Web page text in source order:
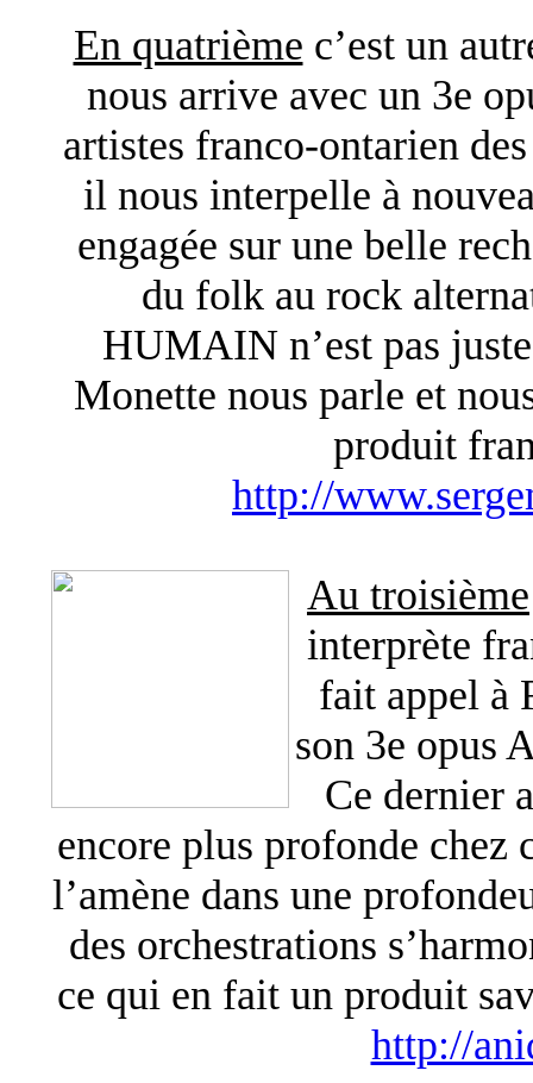
En quatrième c’est un
nous arrive avec un 3e
artistes franco-ontarien
il nous interpelle à
engagée sur une belle
du folk au rock
HUMAIN n’est pas
Monette nous parle et
produit
http://
Au troisième
interprète
fait appel à
son 3e opus
Ce dernier
encore plus profonde chez
l’amène dans une
des orchestrations
ce qui en fait un produit
http://